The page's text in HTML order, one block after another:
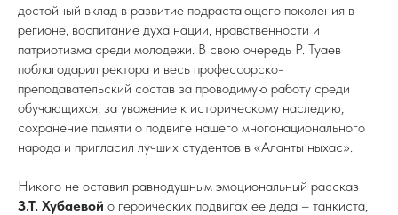
достойный вклад в развитие подрастающего поколения в
регионе, воспитание духа нации, нравственности и
патриотизма среди молодежи. В свою очередь Р. Туаев
поблагодарил ректора и весь профессорско-
преподавательский состав за проводимую работу среди
обучающихся, за уважение к историческому наследию,
сохранение памяти о подвиге нашего многонационального
народа и пригласил лучших студентов в «Аланты ныхас».
Никого не оставил равнодушным эмоциональный рассказ
З.Т. Хубаевой о героических подвигах ее деда – танкиста,